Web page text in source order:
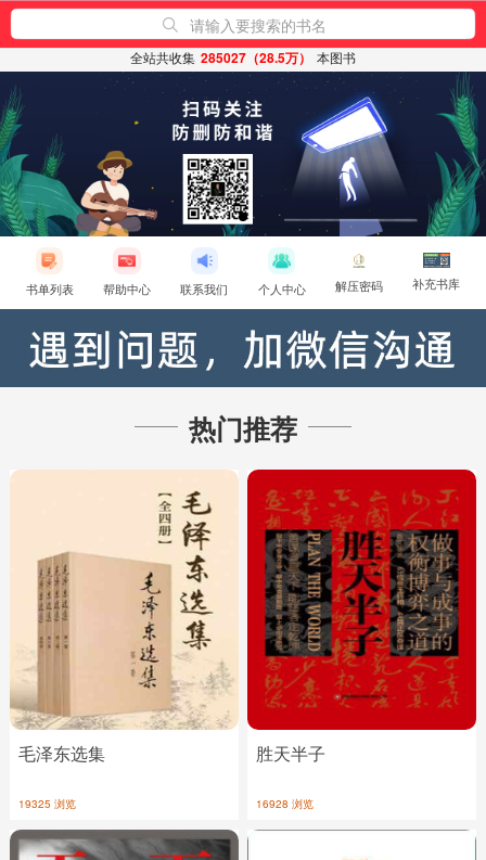
首页
全站共收集 285027（28.5万） 本图书
请输入要搜索的书名
书单列表 帮助中心 联系我们 个人中心 解压密码 补充书库
热门推荐
毛泽东选集
19325 浏览
胜天半子
16928 浏览